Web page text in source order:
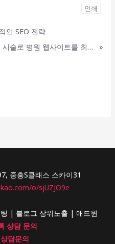
인쇄
인 SEO 전략
병원 블로그 상위노출 전략: 인기 시술로 병원 웹사이트를 최적화하는 방법
»
중흥S클래스 스카이31
o/sjUZJO9e
| 블로그 상위노출 | 애드윈
상담 문의
담문의